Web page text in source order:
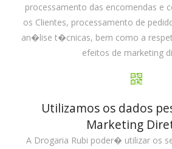
processamento das encomendas
os Clientes, processamento de
an�lise t�cnicas, bem como a
efeitos de marketing
Utilizamos os dados
Marketing
A Drogaria Rubi poder� utilizar os